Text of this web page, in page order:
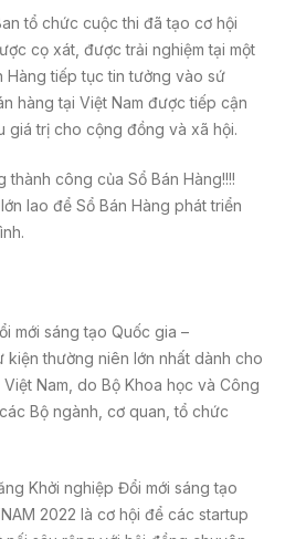
tổ chức cuộc thi đã tạo cơ hội
cọ xát, được trải nghiệm tại một
Hàng tiếp tục tin tưởng vào sứ
hàng tại Việt Nam được tiếp cận
giá trị cho cộng đồng và xã hội.
thành công của Sổ Bán Hàng!!!!
lao để Sổ Bán Hàng phát triển
mới sáng tạo Quốc gia –
kiện thường niên lớn nhất dành cho
Nam, do Bộ Khoa học và Công
Bộ ngành, cơ quan, tổ chức
Khởi nghiệp Đổi mới sáng tạo
2022 là cơ hội để các startup